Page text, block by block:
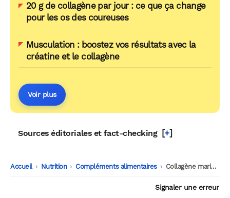
20 g de collagène par jour : ce que ça change
pour les os des coureuses
Musculation : boostez vos résultats avec la
créatine et le collagène
Voir plus
Sources éditoriales et fact-checking [+]
Accueil -
Nutrition -
Compléments alimentaires -
Collagène marin : l’allié pour vos cheveux, peau et ongles
Signaler une erreur